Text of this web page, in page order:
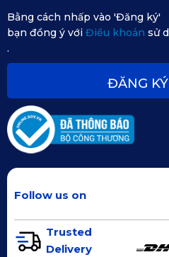
Special Diamond Series: Họa
điểm nhấn nội thất xe. Màu
Bằng cách nhấp vào 'Đăng ký'
bạn đồng ý với Điều khoản sử
.
ĐĂNG
Follow us on
Trusted
Delivery